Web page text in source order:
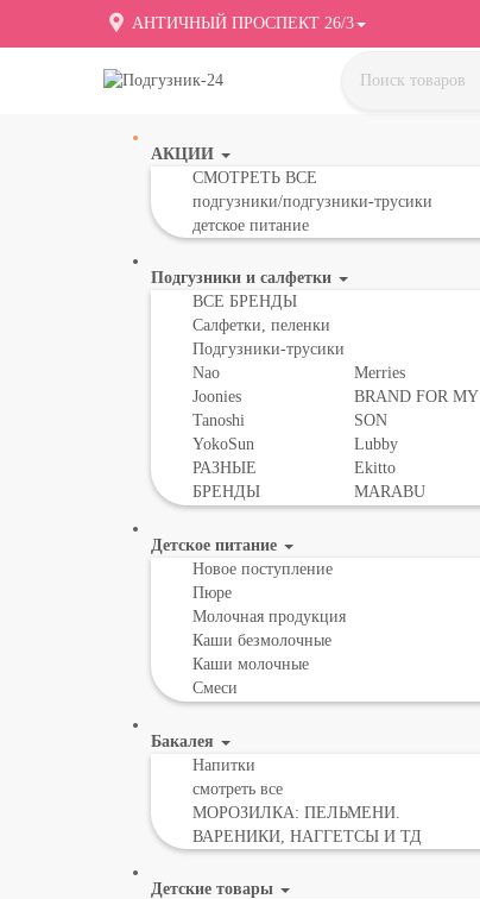
АНТИЧНЫЙ ПРОСПЕКТ 26/3
АКЦИИ
СМОТРЕТЬ ВСЕ
подгузники/подгузники-трусики
детское питание
Подгузники и салфетки
ВСЕ БРЕНДЫ
Салфетки, пеленки
Подгузники-трусики
Nao
Joonies
Tanoshi
YokoSun
РАЗНЫЕ
БРЕНДЫ
Merries
BRAND FOR MY
SON
Lubby
Ekitto
MARABU
Детское питание
Новое поступление
Пюре
Молочная продукция
Каши безмолочные
Каши молочные
Смеси
Бакалея
Напитки
смотреть все
МОРОЗИЛКА: ПЕЛЬМЕНИ.
ВАРЕНИКИ, НАГГЕТСЫ И ТД
Детские товары